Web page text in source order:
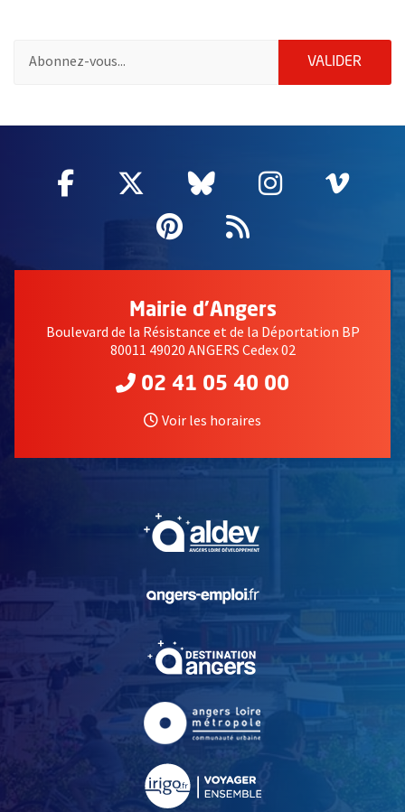
VALIDER
Facebook
, Ouvre une nouvelle fenêtre
Twitter
, Ouvre une nouvelle
Bluesky
, Ouvre une
Instagram
, Ouvre
,
Pinterest
, Ouvre une
Flux RSS
Mairie d'Angers
Boulevard de la Résistance et de la Déportation BP
80011 49020 ANGERS Cedex 02
02 41 05 40 00
Voir les horaires
, Ouvre une nouvelle
, Ouvre une nouvelle